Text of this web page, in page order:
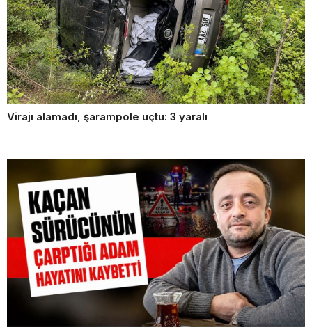
Virajı alamadı, şarampole uçtu: 3 yaralı